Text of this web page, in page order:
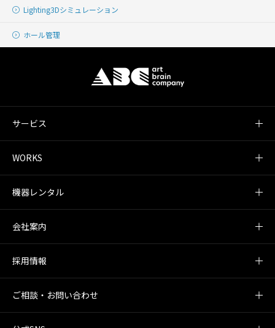
Lighting3Dシミュレーション
ホール管理
サービス
WORKS
機器レンタル
会社案内
採用情報
ご相談・お問い合わせ